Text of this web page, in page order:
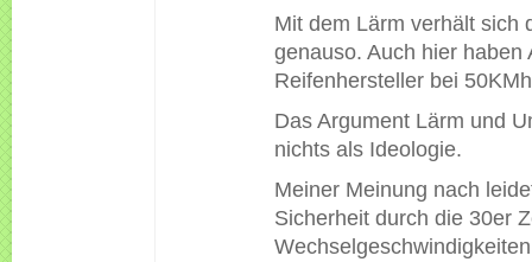
Mit dem Lärm verhält sich
genauso. Auch hier haben
Reifenhersteller bei
Das Argument Lärm und
nichts als Ideologie.
Meiner Meinung nach
Sicherheit durch die 30er